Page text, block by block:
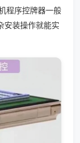
程序控牌器一般
安装操作就能实